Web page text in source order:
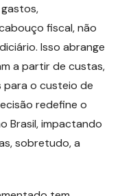
fiscal, não
Isso abrange
a partir de custas,
para o custeio de
redefine o
Brasil, impactando
sobretudo, a